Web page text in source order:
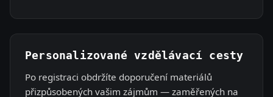
Personalizované vzdělávací cesty
Po registraci obdržíte doporučení materiálů
přizpůsobených vašim zájmům — zaměřených na